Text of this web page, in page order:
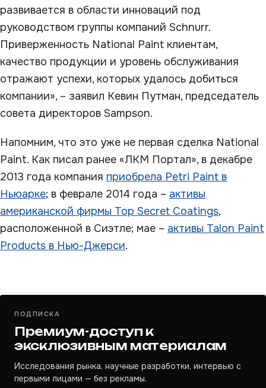
развивается в области инноваций под
руководством группы компаний Schnurr.
Приверженность National Paint клиентам,
качество продукции и уровень обслуживания
отражают успехи, которых удалось добиться
компании», – заявил Кевин Путман, председатель
совета директоров Sampson.
Напомним, что это уже не первая сделка National
Paint. Как писал ранее «ЛКМ Портал», в декабре
2013 года компания приобрела Petri Paint в
Ньюарке; в феврале 2014 года – активы
американской фирмы Top Secret Coatings,
расположенной в Сиэтле; мае – активы Talon Paint
Products в Нью-Джерси.
ПОДПИСКА
Премиум-доступ к
эксклюзивным материалам
Исследования рынка, научные разработки, интервью с
первыми лицами — без рекламы.